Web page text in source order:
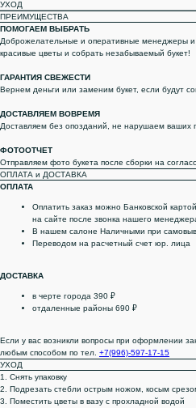
УХОД
ПРЕИМУЩЕСТВА
ПОМОГАЕМ ВЫБРАТЬ
Доброжелательные и оперативные менеджеры
красивые цветы и собрать незабываемый букет!
ГАРАНТИЯ СВЕЖЕСТИ
Вернем деньги или заменим букет, если будут
ДОСТАВЛЯЕМ ВОВРЕМЯ
Доставляем без опозданий, не нарушаем ваших
ФОТООТЧЕТ
Отправляем фото букета после сборки на
ОПЛАТА и ДОСТАВКА
ОПЛАТА
Оплатить заказ можно Банковской
на сайте после звонка нашего
В нашем салоне Наличными при
Переводом на расчетный счет юр. лица
ДОСТАВКА
в черте города 390 ₽
отдаленные районы 690 ₽
Если у вас возникли вопросы при оформлении
любым способом по тел. +7(996)-597-17-15
УХОД
1. Снять упаковку
2. Подрезать стебли острым ножом, косым
3. Поместить цветы в вазу с прохладной водой